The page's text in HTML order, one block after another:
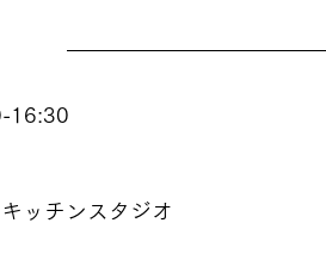
16:30
ッチンスタジオ